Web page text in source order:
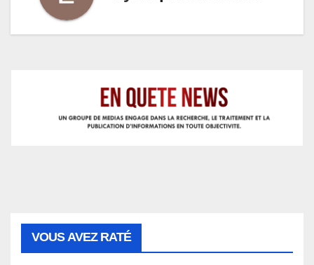
VOUS AVEZ RATÉ